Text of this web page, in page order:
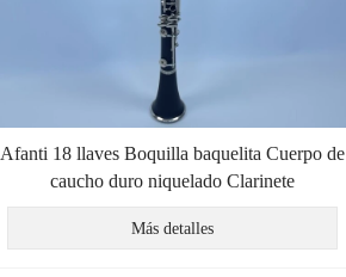
Afanti 18 llaves Boquilla baquelita Cuerpo de
caucho duro niquelado Clarinete
Más detalles